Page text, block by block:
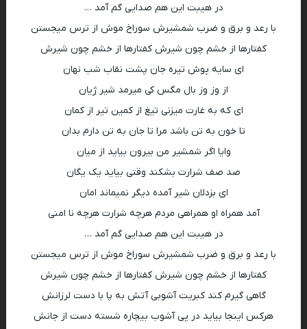
در هیبت این هم صدایی گم آمد …
با رعد و برق و ضرب شمشیرش سوراخ موش از ترس میجستن
کفتارها از خشم چون شیرش کفتارها از خشم چون شیرش
ای سایه پوش تیره جان پشت نقاب شب نهان
از وز وز بال مگس کی میرمد شیر ژیان
ای که به غارت میزنی تیغ از کمین تیر از کمان
تا خون به تن باشد مرا تا جان به تن دارم بدان
وایا اگر شمشیر من بیرون بیاید از میان
صد صف شرارت بشکند وقتی بیاید یک یگان
ای بزدلان شیر آمده دیگر نمیماند امان
آمد همراه او همراهی مردم هرچه شرارت هرچه نا امنی
در هیبت این هم صدایی گم آمد …
با رعد و برق و ضرب شمشیرش سوراخ موش از ترس میجستن
کفتارها از خشم چون شیرش کفتارها از خشم چون شیرش
گاهی گیرم کند کبریت آشوبی آتش به پا با دست لرزانش
هرکس اینجا بیاید در پی آشوب بیچاره شسته دست از جانش